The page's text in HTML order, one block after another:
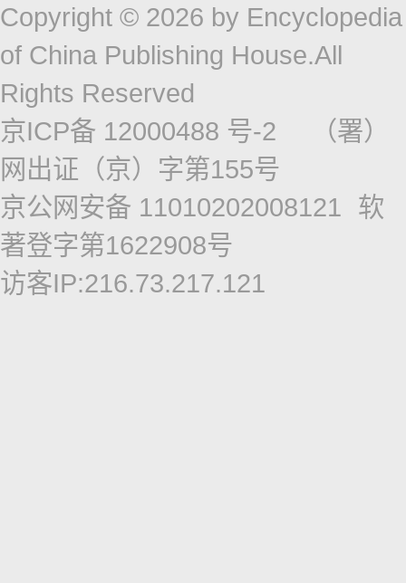
Copyright © 2026 by Encyclopedia
of China Publishing House.All
Rights Reserved
京ICP备 12000488 号-2
（署）
网出证（京）字第155号
京公网安备 11010202008121
软
著登字第1622908号
访客IP:216.73.217.121